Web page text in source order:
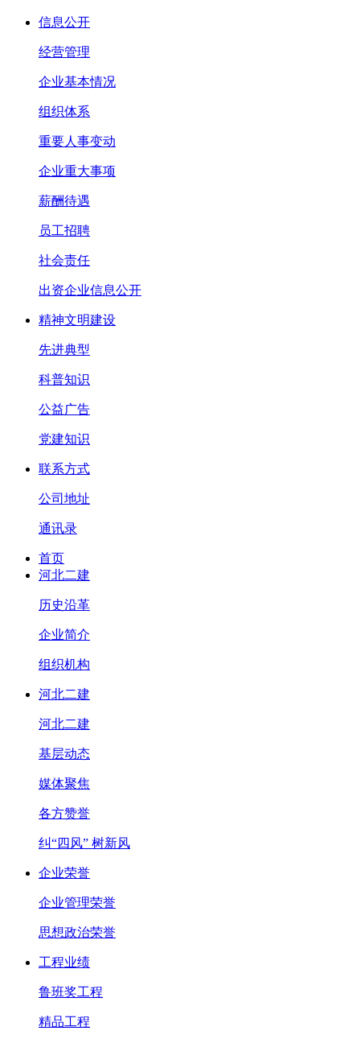
信息公开
经营管理
企业基本情况
组织体系
重要人事变动
企业重大事项
薪酬待遇
员工招聘
社会责任
出资企业信息公开
精神文明建设
先进典型
科普知识
公益广告
党建知识
联系方式
公司地址
通讯录
首页
河北二建
历史沿革
企业简介
组织机构
河北二建
河北二建
基层动态
媒体聚焦
各方赞誉
纠“四风” 树新风
企业荣誉
企业管理荣誉
思想政治荣誉
工程业绩
鲁班奖工程
精品工程